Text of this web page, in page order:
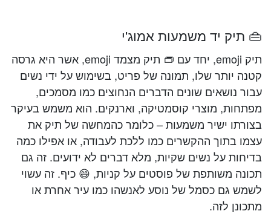
👜 תיק יד משמעות אמוג'י
תיק emoji, יחד עם 👝 תיק מצמד emoji, אשר היא גרסה
קטנה יותר שלו, תמונה של פריט, בשימוש על ידי נשים
עבור נושאים שונים הדברים הנחוצים כמו מסמכים,
מפתחות, מוצרי קוסמטיקה, וארנקים. הוא משמש בעיקר
בצורתו ישיר משמעות – כלומר כהמחשה של תיק את
עצמו בתוך ההקשרים כמו ללכת לעבודה, או אפילו כמה
בדיחות על נשים שקיות, מלא דברים לא ידועים. זה גם
תכונה משותפת של פוסטים על קניות, 😄 כיף. זה עשוי
לשמש גם כסמל של נוסע לאנשהו כמו עיר אחרת או
מתכונן לזה.